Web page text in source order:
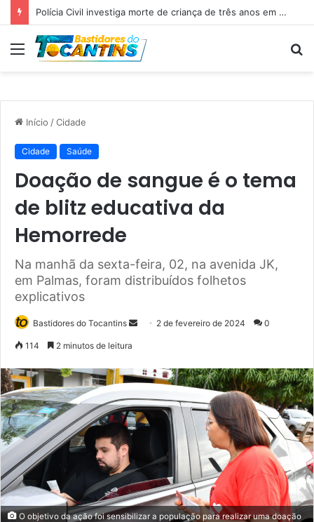
Professora Dorinha lidera disputa pelo Governo do Tocantins com 37,4% das intenções de voto, aponta pesquisa
Menu
Início /Cidade
Cidade Saúde
Doação de sangue é o tema
de blitz educativa da
Hemorrede
Na manhã da sexta-feira, 02, na avenida JK,
em Palmas, foram distribuídos folhetos
explicativos
Bastidores do Tocantins
d
u
m
m
a
i
2 de fevereiro de 2024 0
114 2 minutos de leitura
O objetivo da ação foi sensibilizar a população para realizar uma doação